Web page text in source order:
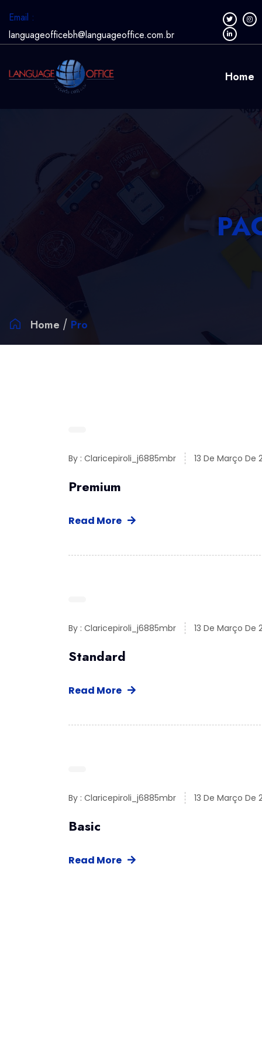
Email :
languageofficebh@languageoffice.com.br
Home
Home Pro
By : Claricepiroli_j6885mbr 13 De Março De
Premium
Read More
By : Claricepiroli_j6885mbr 13 De Março De
Standard
Read More
By : Claricepiroli_j6885mbr 13 De Março De
Basic
Read More